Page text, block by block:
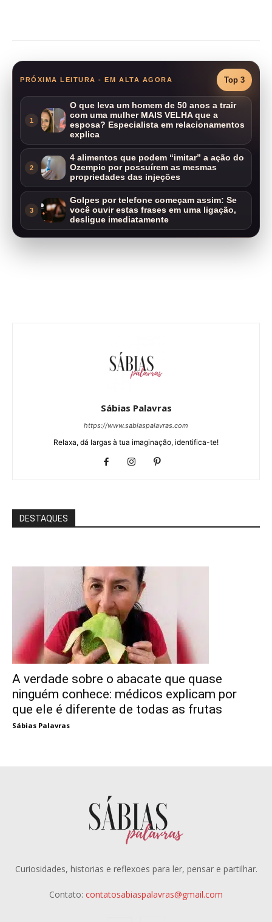
PRÓXIMA LEITURA - EM ALTA AGORA Top 3
1
O que leva um homem de 50 anos a trair
com uma mulher MAIS VELHA que a
esposa? Especialista em relacionamentos
explica
2
4 alimentos que podem “imitar” a ação do
Ozempic por possuírem as mesmas
propriedades das injeções
3
Golpes por telefone começam assim: Se
você ouvir estas frases em uma ligação,
desligue imediatamente
Sábias Palavras
https://www.sabiaspalavras.com
Relaxa, dá largas à tua imaginação, identifica-te!
DESTAQUES
A verdade sobre o abacate que quase
ninguém conhece: médicos explicam por
que ele é diferente de todas as frutas
Sábias Palavras
Curiosidades, historias e reflexoes para ler, pensar e partilhar.
Contato: contatosabiaspalavras@gmail.com